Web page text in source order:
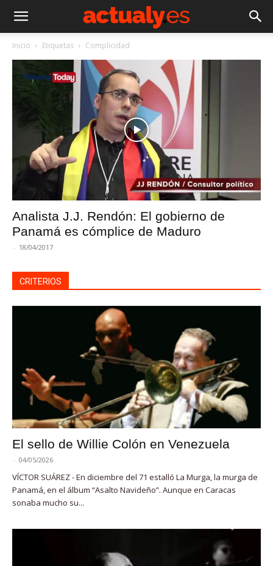
Inicio Etiquetas Complicidad
Analista J.J. Rendón: El gobierno de
Panamá es cómplice de Maduro
- 18/04/2017
CRITERIOS
El sello de Willie Colón en Venezuela
- 04/05/2026
VÍCTOR SUÁREZ - En diciembre del 71 estalló La Murga, la murga de
Panamá, en el álbum “Asalto Navideño”. Aunque en Caracas
sonaba mucho su...